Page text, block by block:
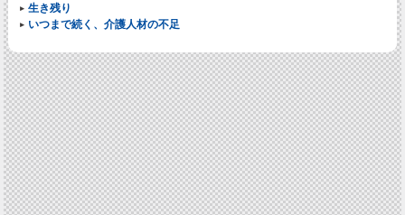
生き残り
いつまで続く、介護人材の不足